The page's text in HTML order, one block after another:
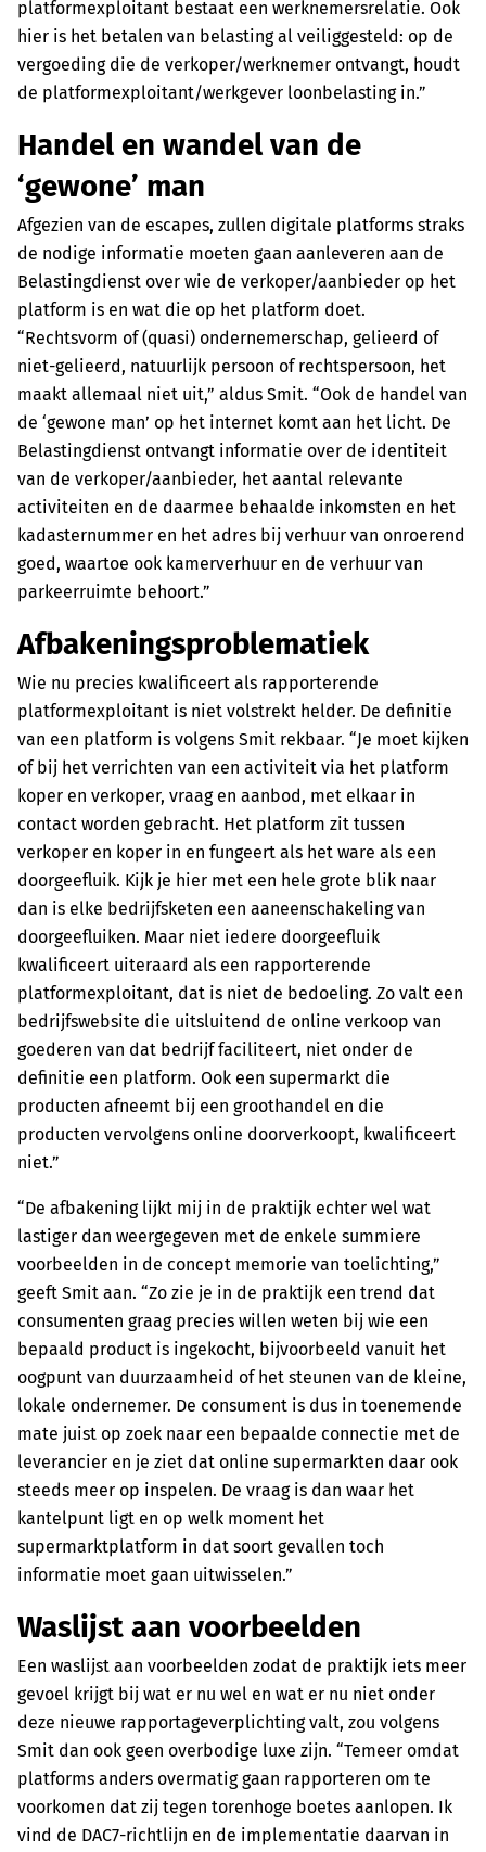
platformexploitant bestaat een werknemersrelatie. Ook
hier is het betalen van belasting al veiliggesteld: op de
vergoeding die de verkoper/werknemer ontvangt, houdt
de platformexploitant/werkgever loonbelasting in.”
Handel en wandel van de
‘gewone’ man
Afgezien van de escapes, zullen digitale platforms straks
de nodige informatie moeten gaan aanleveren aan de
Belastingdienst over wie de verkoper/aanbieder op het
platform is en wat die op het platform doet.
“Rechtsvorm of (quasi) ondernemerschap, gelieerd of
niet-gelieerd, natuurlijk persoon of rechtspersoon, het
maakt allemaal niet uit,” aldus Smit. “Ook de handel van
de ‘gewone man’ op het internet komt aan het licht. De
Belastingdienst ontvangt informatie over de identiteit
van de verkoper/aanbieder, het aantal relevante
activiteiten en de daarmee behaalde inkomsten en het
kadasternummer en het adres bij verhuur van onroerend
goed, waartoe ook kamerverhuur en de verhuur van
parkeerruimte behoort.”
Afbakeningsproblematiek
Wie nu precies kwalificeert als rapporterende
platformexploitant is niet volstrekt helder. De definitie
van een platform is volgens Smit rekbaar. “Je moet kijken
of bij het verrichten van een activiteit via het platform
koper en verkoper, vraag en aanbod, met elkaar in
contact worden gebracht. Het platform zit tussen
verkoper en koper in en fungeert als het ware als een
doorgeefluik. Kijk je hier met een hele grote blik naar
dan is elke bedrijfsketen een aaneenschakeling van
doorgeefluiken. Maar niet iedere doorgeefluik
kwalificeert uiteraard als een rapporterende
platformexploitant, dat is niet de bedoeling. Zo valt een
bedrijfswebsite die uitsluitend de online verkoop van
goederen van dat bedrijf faciliteert, niet onder de
definitie een platform. Ook een supermarkt die
producten afneemt bij een groothandel en die
producten vervolgens online doorverkoopt, kwalificeert
niet.”
“De afbakening lijkt mij in de praktijk echter wel wat
lastiger dan weergegeven met de enkele summiere
voorbeelden in de concept memorie van toelichting,”
geeft Smit aan. “Zo zie je in de praktijk een trend dat
consumenten graag precies willen weten bij wie een
bepaald product is ingekocht, bijvoorbeeld vanuit het
oogpunt van duurzaamheid of het steunen van de kleine,
lokale ondernemer. De consument is dus in toenemende
mate juist op zoek naar een bepaalde connectie met de
leverancier en je ziet dat online supermarkten daar ook
steeds meer op inspelen. De vraag is dan waar het
kantelpunt ligt en op welk moment het
supermarktplatform in dat soort gevallen toch
informatie moet gaan uitwisselen.”
Waslijst aan voorbeelden
Een waslijst aan voorbeelden zodat de praktijk iets meer
gevoel krijgt bij wat er nu wel en wat er nu niet onder
deze nieuwe rapportageverplichting valt, zou volgens
Smit dan ook geen overbodige luxe zijn. “Temeer omdat
platforms anders overmatig gaan rapporteren om te
voorkomen dat zij tegen torenhoge boetes aanlopen. Ik
vind de DAC7-richtlijn en de implementatie daarvan in